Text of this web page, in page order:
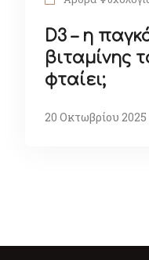
D3 – η
βιταμίνης
φταίει;
20 Οκτωβρίου 2025